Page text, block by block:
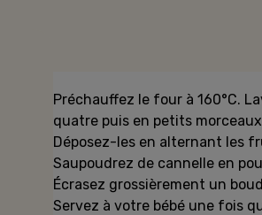
Préchauffez le four à 160°C.
quatre puis en petits
Déposez-les en alternant les
Saupoudrez de cannelle en
Écrasez grossièrement un
Servez à votre bébé une fois